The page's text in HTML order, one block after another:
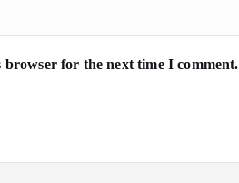
browser for the next time I comment.